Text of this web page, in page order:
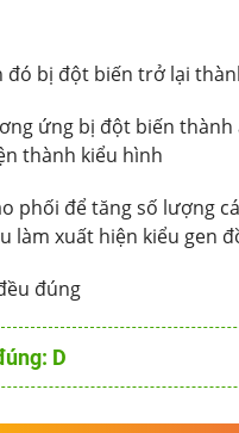
đó bị đột biến trở lại
ứng bị đột biến thành
thành kiểu hình
phối để tăng số lượng
làm xuất hiện kiểu gen
đúng
D